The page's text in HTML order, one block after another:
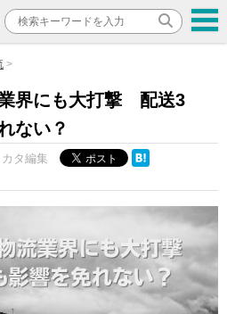
界にも大打撃 配送3
ない？
タ編集